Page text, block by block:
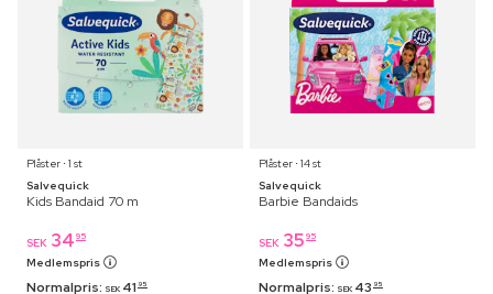
Plåster ⋅ 1 st
Salvequick
Kids Bandaid 70 m
SEK 34 95
Medlemspris
Normalpris: SEK 41 95
Plåster ⋅ 14 st
Salvequick
Barbie Bandaids
SEK 35 95
Medlemspris
Normalpris: SEK 43 95